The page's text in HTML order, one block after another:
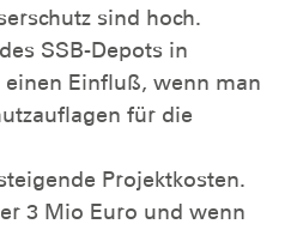
sind hoch.
SSB-Depots in
Einfluß, wenn man
für die
Projektkosten.
3 Mio Euro und wenn